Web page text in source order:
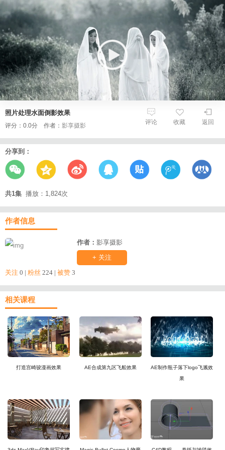
照片处理水面倒影效果
评分：0.0分 作者： 影享摄影 返回
收藏
评论
分享到：
共1集 播放：1,824次
作者信息
作者：影享摄影
+ 关注
关注 0 | 粉丝 224 | 被赞 3
相关课程
打造宫崎骏漫画效果 AE合成第九区飞船效果
AE制作瓶子落下logo飞溅效
果